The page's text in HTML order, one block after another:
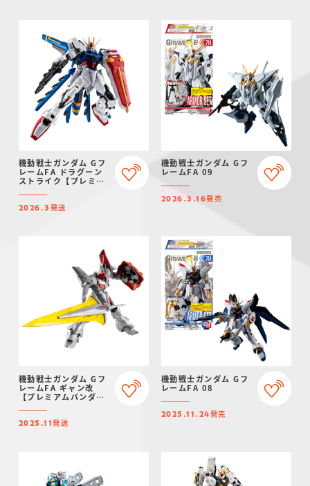
機動戦士ガンダム Gフ
レームFA ドラグーン
ストライク【プレミア
2026.3 発送
機動戦士ガンダム Gフ
レームFA 09
2026.3.16発売
機動戦士ガンダム Gフ
レームFA ギャン改
【プレミアムバンダイ
2025.11発送
機動戦士ガンダム Gフ
レームFA 08
2025.11.24発売